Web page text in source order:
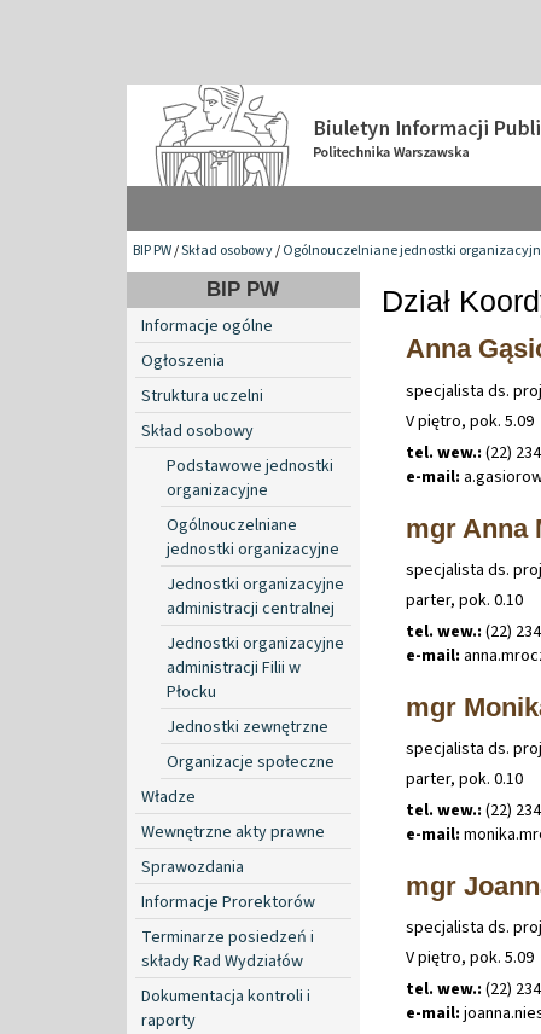
BIP PW/Skład osobowy/Ogólnouczelniane jednostki
BIP PW
Informacje ogólne
Ogłoszenia
Struktura uczelni
Skład osobowy
Podstawowe jednostki
organizacyjne
Ogólnouczelniane
jednostki organizacyjne
Jednostki organizacyjne
administracji centralnej
Jednostki organizacyjne
administracji Filii w
Płocku
Jednostki zewnętrzne
Organizacje społeczne
Władze
Wewnętrzne akty prawne
Sprawozdania
Informacje Prorektorów
Terminarze posiedzeń i
składy Rad Wydziałów
Dokumentacja kontroli i
raporty
Dział
Anna
specjalista ds.
V piętro, pok. 5.09
tel. wew.: (22)
e-mail: a.
mgr Anna
specjalista ds.
parter, pok. 0.10
tel. wew.: (22)
e-mail: anna.
mgr
specjalista ds.
parter, pok. 0.10
tel. wew.: (22)
e-mail: monika.
mgr
specjalista ds.
V piętro, pok. 5.09
tel. wew.: (22)
e-mail: joanna.